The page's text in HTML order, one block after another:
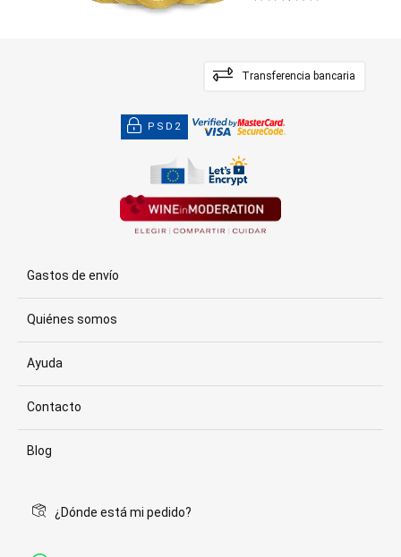
Transferencia bancaria
PSD2
Gastos de envío
Quiénes somos
Ayuda
Contacto
Blog
¿Dónde está mi pedido?